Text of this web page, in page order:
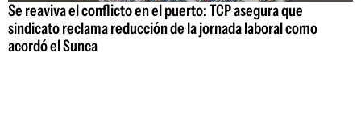
Se reaviva el conflicto en el puerto: TCP asegura que
sindicato reclama reducción de la jornada laboral como
acordó el Sunca